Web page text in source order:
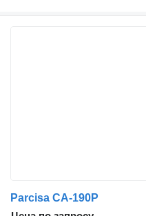
Parcisa CA-190P